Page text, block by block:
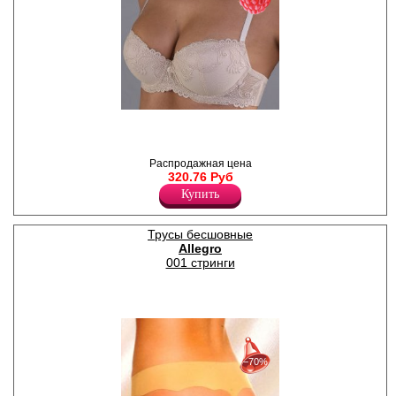
регулируются по длине,
несъемные. Модель
выполнена из мягкой
эластичной сетки и вышивки
с утонченным дизайном в
оттенках.
Полиамид 90%
Эластан 10%
Распродажная цена
320.76 Руб
Купить
Трусы бесшовные
Allegro
001 стринги
с 22-07-2026 по 28-07-2026
с 29-07-2026 по 04-08-2026
с 05-08-2026 по 11-08-2026
−70%